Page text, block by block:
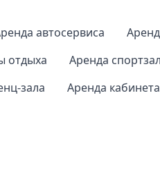
автосервиса
отдыха Аренда
зала Аренда кабинета